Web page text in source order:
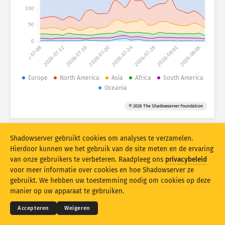
Gegevensset
Limiet
Overlappend
Bijwerken Opnieuw instellen
Downloaden als PNG-bestand
2026-07-082026-07-122026-07-162026-07-202026-07-242026-07-282026-08-012026-08-05
0
50
100
Europe North America Asia Africa
South America
Oceania
© 2026 The Shadowserver Foundation
© 2026THE SHADOWSERVER FOUNDATION
Privacy en voorwaarden
Contact opnemen
Credits
Shadowserver gebruikt cookies om analyses te verzamelen.
Hierdoor kunnen we het gebruik van de site meten en de ervaring
van onze gebruikers te verbeteren. Raadpleeg ons privacybeleid
voor meer informatie over cookies en hoe Shadowserver ze
gebruikt. We hebben uw toestemming nodig om cookies op deze
manier op uw apparaat te gebruiken.
Accepteren Weigeren